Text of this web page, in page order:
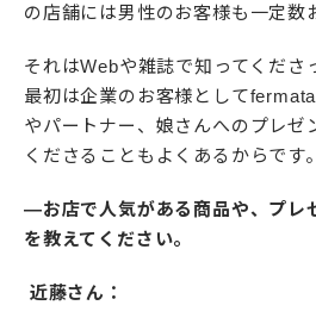
の店舗には男性のお客様も一定数
それはWebや雑誌で知ってくださ
最初は企業のお客様として
やパートナー、娘さんへのプレゼ
くださることもよくあるからです。
―お店で人気がある商品や、プレ
を教えてください。
近藤さん：